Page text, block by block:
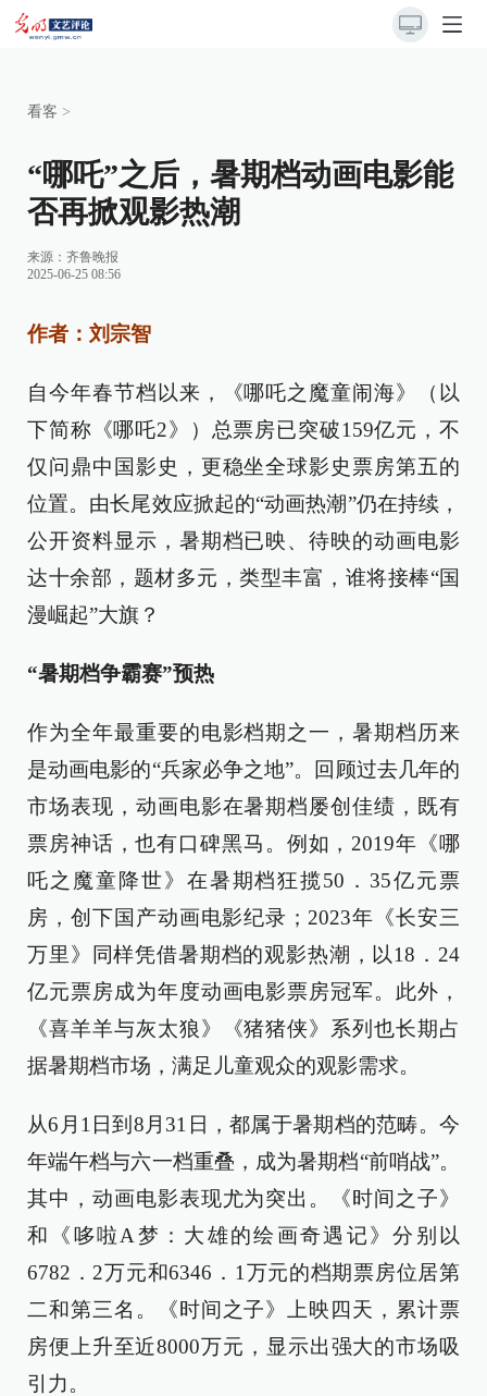
看客 >
“哪吒”之后，暑期档动画电影能
否再掀观影热潮
来源： 齐鲁晚报
2025-06-25 08:56
作者：刘宗智
自今年春节档以来，《哪吒之魔童闹海》（以
下简称《哪吒2》）总票房已突破159亿元，不
仅问鼎中国影史，更稳坐全球影史票房第五的
位置。由长尾效应掀起的“动画热潮”仍在持续，
公开资料显示，暑期档已映、待映的动画电影
达十余部，题材多元，类型丰富，谁将接棒“国
漫崛起”大旗？
“暑期档争霸赛”预热
作为全年最重要的电影档期之一，暑期档历来
是动画电影的“兵家必争之地”。回顾过去几年的
市场表现，动画电影在暑期档屡创佳绩，既有
票房神话，也有口碑黑马。例如，2019年《哪
吒之魔童降世》在暑期档狂揽50．35亿元票
房，创下国产动画电影纪录；2023年《长安三
万里》同样凭借暑期档的观影热潮，以18．24
亿元票房成为年度动画电影票房冠军。此外，
《喜羊羊与灰太狼》《猪猪侠》系列也长期占
据暑期档市场，满足儿童观众的观影需求。
从6月1日到8月31日，都属于暑期档的范畴。今
年端午档与六一档重叠，成为暑期档“前哨战”。
其中，动画电影表现尤为突出。《时间之子》
和《哆啦A梦：大雄的绘画奇遇记》分别以
6782．2万元和6346．1万元的档期票房位居第
二和第三名。《时间之子》上映四天，累计票
房便上升至近8000万元，显示出强大的市场吸
引力。